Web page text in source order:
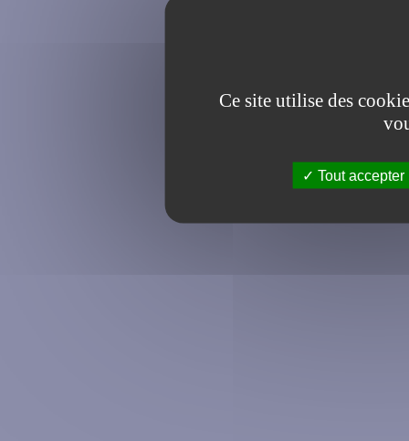
Ce site utilise des
Tout accepter